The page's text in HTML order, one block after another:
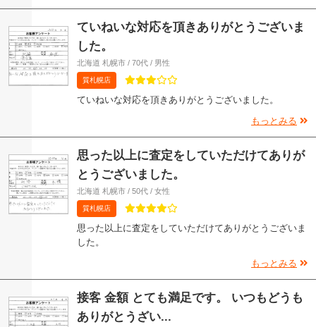
ていねいな対応を頂きありがとうございま
した。
北海道 札幌市 / 70代 / 男性
質札幌店
ていねいな対応を頂きありがとうございました。
もっとみる
思った以上に査定をしていただけてありが
とうございました。
北海道 札幌市 / 50代 / 女性
質札幌店
思った以上に査定をしていただけてありがとうございま
した。
もっとみる
接客 金額 とても満足です。 いつもどうも
ありがとうざい...